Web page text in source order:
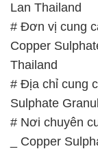
Lan Thailand
# Đơn vị cung
Copper
Thailand
# Địa chỉ cung
Sulphate
# Nơi chuyên
_ Copper